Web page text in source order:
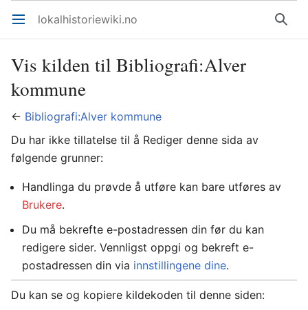
Åpne hovedmenyen lokalhistoriewiki.no Søk
Vis kilden til Bibliografi:Alver
kommune
← Bibliografi:Alver kommune
Du har ikke tillatelse til å Rediger denne sida av
følgende grunner:
Handlinga du prøvde å utføre kan bare utføres av
Brukere.
Du må bekrefte e-postadressen din før du kan
redigere sider. Vennligst oppgi og bekreft e-
postadressen din via innstillingene dine.
Du kan se og kopiere kildekoden til denne siden: